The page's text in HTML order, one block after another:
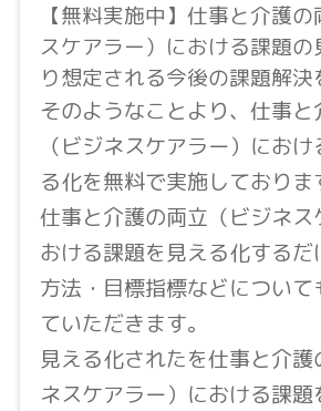
【無料実施中】仕事と介護
スケアラー）における課題の
り想定される今後の課題解決
そのようなことより、仕事と
（ビジネスケアラー）にお
る化を無料で実施しておりま
仕事と介護の両立（ビジネス
おける課題を見える化する
方法・目標指標などについて
ていただきます。
見える化されたを仕事と介
ネスケアラー）における課題